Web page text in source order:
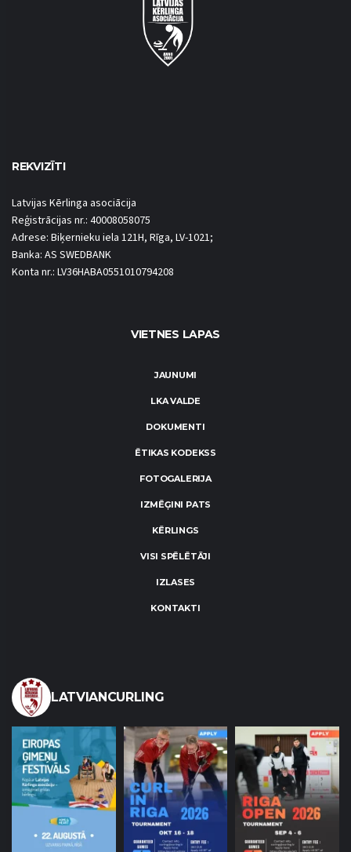
REKVIZĪTI
Latvijas Kērlinga asociācija
Reģistrācijas nr.: 40008058075
Adrese: Biķernieku iela 121H, Rīga, LV-1021;
Banka: AS SWEDBANK
Konta nr.: LV36HABA0551010794208
VIETNES LAPAS
JAUNUMI
LKA VALDE
DOKUMENTI
ĒTIKAS KODEKSS
FOTOGALERIJA
IZMĒĢINI PATS
KĒRLINGS
VISI SPĒLĒTĀJI
IZLASES
KONTAKTI
LATVIANCURLING